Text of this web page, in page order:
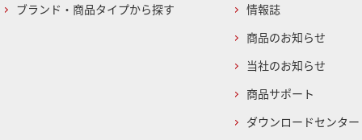
ブランド・商品タイプから探す
情報誌
商品のお知らせ
当社のお知らせ
商品サポート
ダウンロードセンター